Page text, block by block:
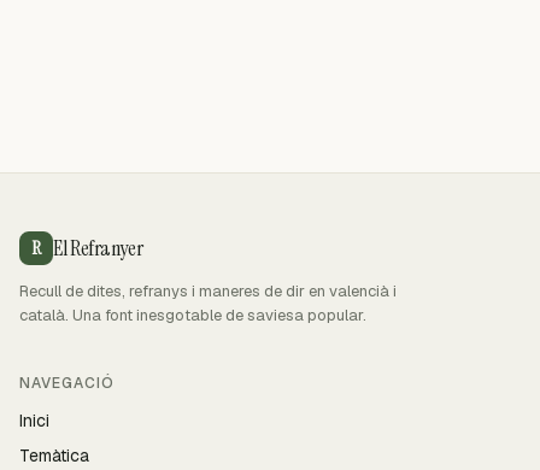
R El Refranyer
Recull de dites, refranys i maneres de dir en valencià i
català. Una font inesgotable de saviesa popular.
NAVEGACIÓ
Inici
Temàtica